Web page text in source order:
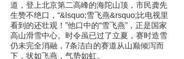
道，登上北京第二高峰的海陀山顶，市民龚先
生赞不绝口，“&lsquo;雪飞燕&rsquo;比电视里
看到的还壮观！”他口中的“雪飞燕”，正是国家
高山滑雪中心。时令虽已过了立夏，赛时造雪
仍未完全消融，7条洁白的赛道从山巅倾泻而
下，状如飞燕，气势如虹。